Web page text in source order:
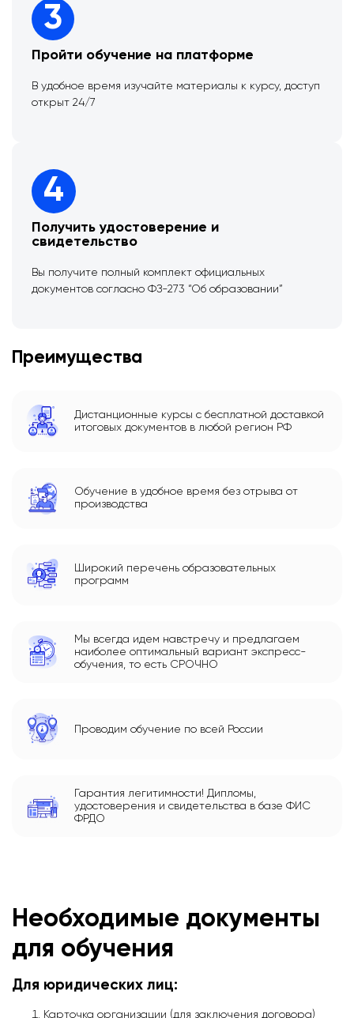
3
Пройти обучение на платформе
В удобное время изучайте материалы к курсу, доступ
открыт 24/7
4
Получить удостоверение и
свидетельство
Вы получите полный комплект официальных
документов согласно ФЗ-273 “Об образовании”
Преимущества
Дистанционные курсы с бесплатной доставкой
итоговых документов в любой регион РФ
Обучение в удобное время без отрыва от
производства
Широкий перечень образовательных
программ
Мы всегда идем навстречу и предлагаем
наиболее оптимальный вариант экспресс-
обучения, то есть СРОЧНО
Проводим обучение по всей России
Гарантия легитимности! Дипломы,
удостоверения и свидетельства в базе ФИС
ФРДО
Необходимые документы
для обучения
Для юридических лиц:
Карточка организации (для заключения договора)